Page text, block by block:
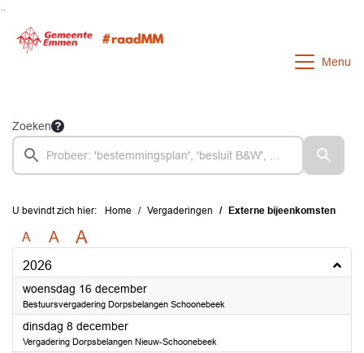
Menu
Zoeken
U bevindt zich hier: Home Vergaderingen Externe bijeenkomsten
A A A
2026
woensdag 16 december2026
Bestuursvergadering Dorpsbelangen Schoonebeek
dinsdag 8 december2026
Vergadering Dorpsbelangen Nieuw-Schoonebeek